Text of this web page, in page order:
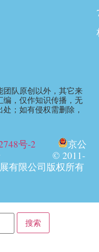
号-2
京公
号 © 2011-
有限公司版权所有
队原创以外，其它来
编，仅作知识传播，无
；如有侵权需删除，